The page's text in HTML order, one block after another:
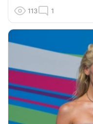
113 1